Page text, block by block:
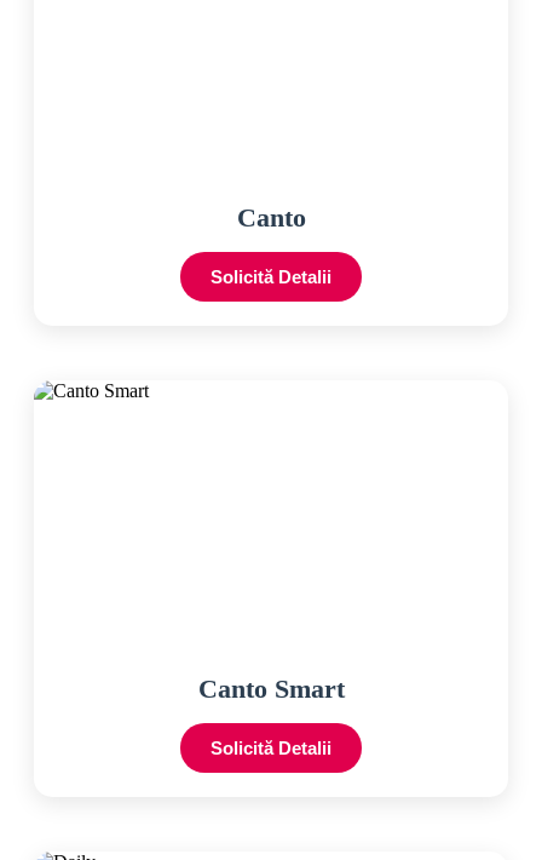
Canto
Solicită Detalii
Canto Smart
Solicită Detalii